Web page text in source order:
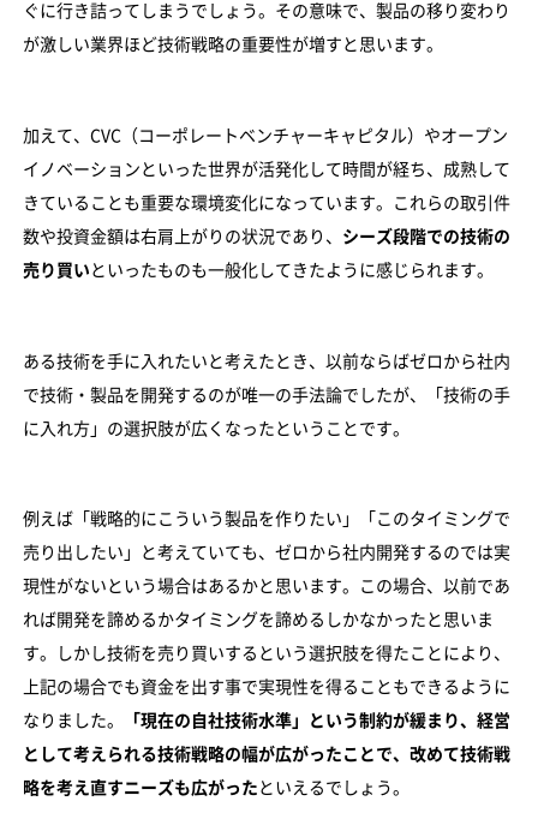
ぐに行き詰ってしまうでしょう。その意味で、製品の移り変わり
が激しい業界ほど技術戦略の重要性が増すと思います。
加えて、CVC（コーポレートベンチャーキャピタル）やオープン
イノベーションといった世界が活発化して時間が経ち、成熟して
きていることも重要な環境変化になっています。これらの取引件
数や投資金額は右肩上がりの状況であり、 シーズ段階での技術の
売り買い といったものも一般化してきたように感じられます。
ある技術を手に入れたいと考えたとき、以前ならばゼロから社内
で技術・製品を開発するのが唯一の手法論でしたが、「技術の手
に入れ方」の選択肢が広くなったということです。
例えば「戦略的にこういう製品を作りたい」「このタイミングで
売り出したい」と考えていても、ゼロから社内開発するのでは実
現性がないという場合はあるかと思います。この場合、以前であ
れば開発を諦めるかタイミングを諦めるしかなかったと思いま
す。しかし技術を売り買いするという選択肢を得たことにより、
上記の場合でも資金を出す事で実現性を得ることもできるように
なりました。
「現在の自社技術水準」という制約が緩まり、経営
として考えられる技術戦略の幅が広がったことで、改めて技術戦
略を考え直すニーズも広がった といえるでしょう。